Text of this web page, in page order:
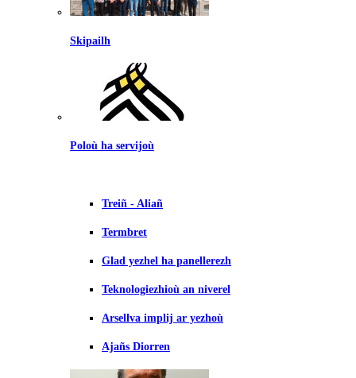
Skipailh
Poloù ha servijoù
Treiñ - Aliañ
Termbret
Glad yezhel ha panellerezh
Teknologiezhioù an niverel
Arsellva implij ar yezhoù
Ajañs Diorren